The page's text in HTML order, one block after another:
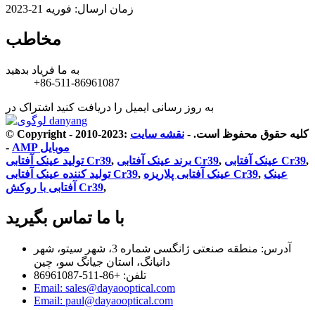
زمان ارسال: فوریه 21-2023
مخاطب
به ما فریاد بدهید
+86-511-86961087
به روز رسانی ایمیل را دریافت کنید اشتراک در
© Copyright - 2010-2023: کلیه حقوق محفوظ است. - نقشه سایت
-
AMP موبایل
تولید عینک آفتابی Cr39, برند عینک آفتابی Cr39, عینک آفتابی Cr39,
تولید کننده عینک آفتابی Cr39, عینک آفتابی پلاریزه Cr39, عینک
آفتابی با روکش Cr39,
با ما تماس بگیرید
آدرس: منطقه صنعتی ژانگسی شماره 3، شهر سیتو، شهر
دانیانگ، استان جیانگ سو، چین
تلفن: +86-511-86961087
Email: sales@dayaooptical.com
Email: paul@dayaooptical.com